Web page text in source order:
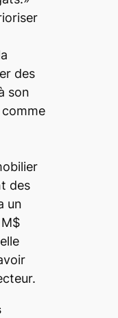
des
son
des
un